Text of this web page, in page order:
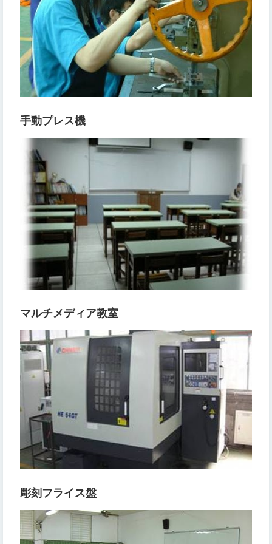
手動プレス機
マルチメディア教室
彫刻フライス盤